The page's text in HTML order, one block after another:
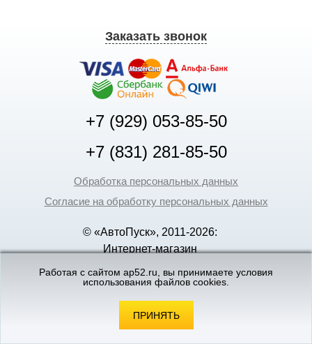
Заказать звонок
+7 (929) 053-85-50
+7 (831) 281-85-50
Обработка персональных данных
Согласие на обработку персональных данных
© «АвтоПуск», 2011-2026:
Интернет-магазин
Новгороде
интернет-магазинов
Работая с сайтом ap52.ru, вы принимаете условия
использования файлов cookies.
ПРИНЯТЬ